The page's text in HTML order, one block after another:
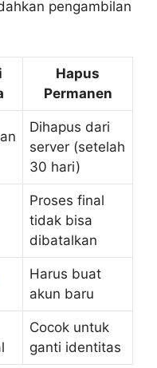
pengambilan
Hapus
Permanen
Dihapus dari
server (setelah
30 hari)
Proses final
tidak bisa
dibatalkan
Harus buat
akun baru
Cocok untuk
ganti identitas